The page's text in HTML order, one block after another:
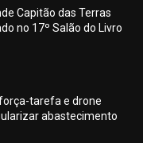
Capitão das Terras
no 17º Salão do Livro
tarefa e drone
abastecimento